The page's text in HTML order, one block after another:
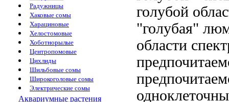
Радужницы
Хаковые сомы
Харациновые
Хелостомовые
Хоботнорылые
Центропомовые
Цихлиды
Шильбовые сомы
Широкоголовые сомы
Электрические сомы
Аквариумные растения
голубой
"голубая"
области